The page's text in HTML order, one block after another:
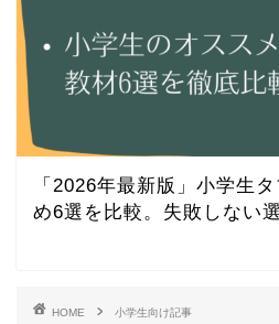
「2026年最新版」小学生
め6選を比較。失敗しない
HOME 小学生向け記事